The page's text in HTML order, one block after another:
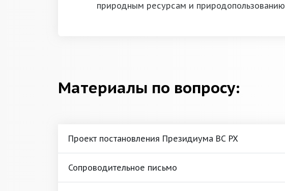
природным ресурсам и природопользованию
Материалы по вопросу:
Проект постановления Президиума ВС РХ
Сопроводительное письмо